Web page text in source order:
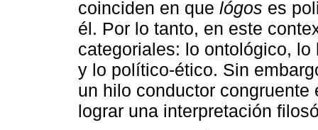
coinciden en que lógos es
él. Por lo tanto, en este
categoriales: lo ontológico,
y lo político-ético. Sin
un hilo conductor
lograr una interpretación